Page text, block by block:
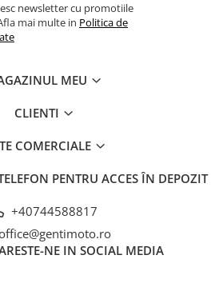
newsletter cu promotiile
mai multe in Politica de
MEU
CLIENTI
COMERCIALE
PENTRU ACCES ÎN DEPOZIT
+40744588817
NE IN SOCIAL MEDIA